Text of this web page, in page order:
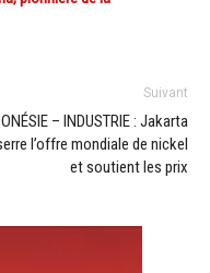
Suivant
– INDUSTRIE : Jakarta
l’offre mondiale de nickel
et soutient les prix